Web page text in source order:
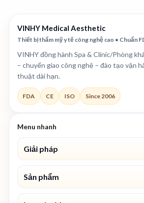
VINHY Medical Aesthetic
Thiết bị thẩm mỹ y tế công nghệ cao • Chuẩn
VINHY đồng hành Spa & Clinic/Phòng
– chuyển giao công nghệ – đào tạo vận
thuật dài hạn.
FDA CE ISO Since 2006
Menu nhanh
Giải pháp
Sản phẩm